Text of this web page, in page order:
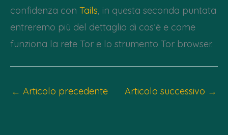
confidenza con Tails , in questa seconda puntata
entreremo più del dettaglio di cos’è e come
funziona la rete Tor e lo strumento Tor browser.
← Articolo precedente Articolo successivo →